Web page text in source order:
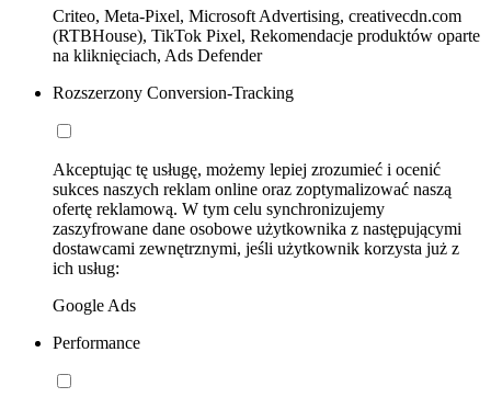
Criteo, Meta-Pixel, Microsoft Advertising, creativecdn.com
(RTBHouse), TikTok Pixel, Rekomendacje produktów oparte
na kliknięciach, Ads Defender
Rozszerzony Conversion-Tracking
Akceptując tę usługę, możemy lepiej zrozumieć i ocenić
sukces naszych reklam online oraz zoptymalizować naszą
ofertę reklamową. W tym celu synchronizujemy
zaszyfrowane dane osobowe użytkownika z następującymi
dostawcami zewnętrznymi, jeśli użytkownik korzysta już z
ich usług:
Google Ads
Performance